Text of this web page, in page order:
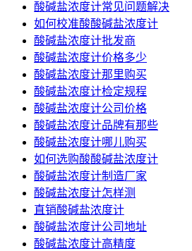
酸碱盐浓度计常见问题解决
如何校准酸酸碱盐浓度计
酸碱盐浓度计批发商
酸碱盐浓度计价格多少
酸碱盐浓度计那里购买
酸碱盐浓度计检定规程
酸碱盐浓度计公司价格
酸碱盐浓度计品牌有那些
酸碱盐浓度计哪儿购买
如何选购酸酸碱盐浓度计
酸碱盐浓度计制造厂家
酸碱盐浓度计怎样测
直销酸碱盐浓度计
酸碱盐浓度计公司地址
酸碱盐浓度计高精度